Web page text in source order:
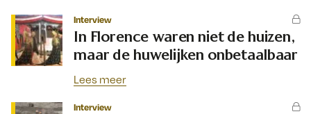
Interview
In Florence waren niet de huizen,
maar de huwelijken onbetaalbaar
Lees meer
Interview